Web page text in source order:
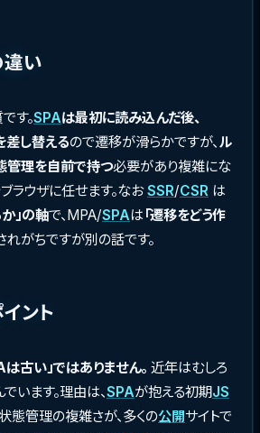
違い
す。SPAは最初に読み込んだ後、
差し替えるので遷移が滑らかですが、ル
管理を自前で持つ必要があり複雑にな
ラウザに任せます。なおSSR/CSR は
」の軸で、MPA/SPAは 「遷移をどう作
がちですが別の話です。
ント
古い」ではありません。 近年はむしろ
います。理由は、SPAが抱える初期JS
態管理の複雑さが、多くの公開サイトで